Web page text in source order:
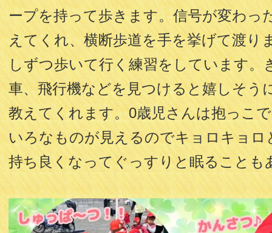
ープを持って歩きます。信号が変わっ
えてくれ、横断歩道を手を挙げて渡り
しずつ歩いて行く練習をしています。
車、飛行機などを見つけると嬉しそう
教えてくれます。0歳児さんは抱っこ
いろなものが見えるのでキョロキョロ
持ち良くなってぐっすりと眠ることも